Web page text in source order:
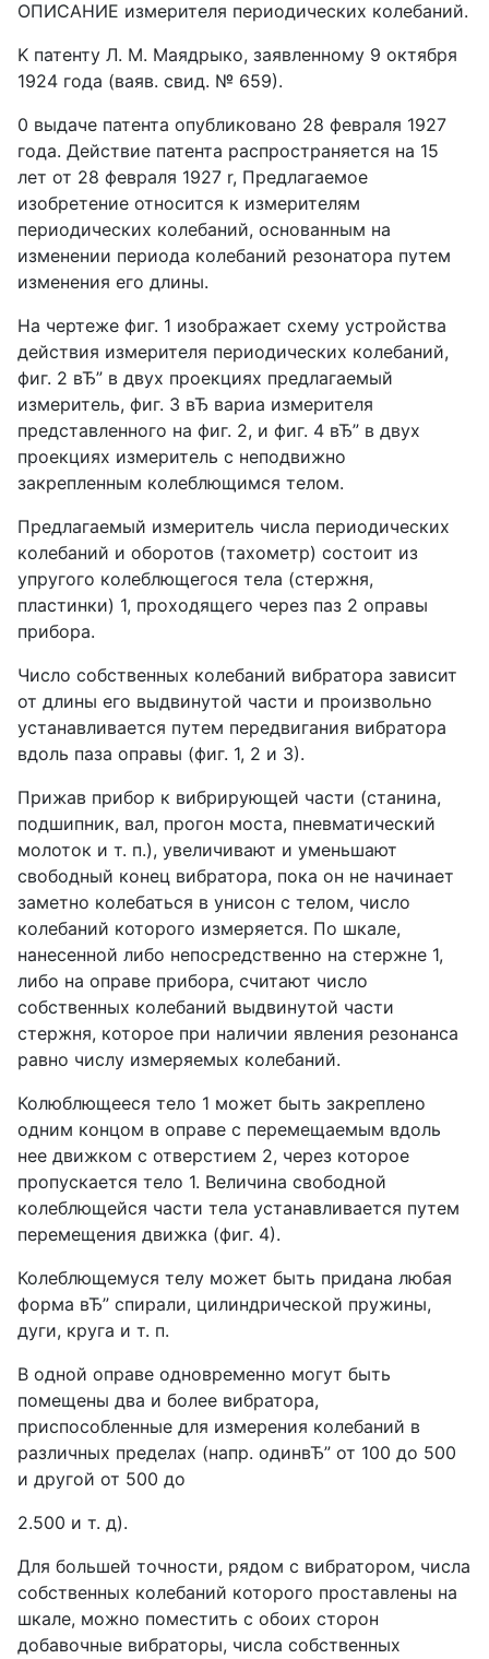
ОПИСАНИЕ измерителя периодических колебаний.
K патенту Л. М. Маядрыко, заявленному 9 октября
1924 года (ваяв. свид. № 659).
0 выдаче патента опубликовано 28 февраля 1927
года. Действие патента распространяется на 15
лет от 28 февраля 1927 r, Предлагаемое
изобретение относится к измерителям
периодических колебаний, основанным на
изменении периода колебаний резонатора путем
изменения его длины.
На чертеже фиг. 1 изображает схему устройства
действия измерителя периодических колебаний,
фиг. 2 вЂ” в двух проекциях предлагаемый
измеритель, фиг. 3 вЂ вариа измерителя
представленного на фиг. 2, и фиг. 4 вЂ” в двух
проекциях измеритель с неподвижно
закрепленным колеблющимся телом.
Предлагаемый измеритель числа периодических
колебаний и оборотов (тахометр) состоит из
упругого колеблющегося тела (стержня,
пластинки) 1, проходящего через паз 2 оправы
прибора.
Число собственных колебаний вибратора зависит
от длины его выдвинутой части и произвольно
устанавливается путем передвигания вибратора
вдоль паза оправы (фиг. 1, 2 и 3).
Прижав прибор к вибрирующей части (станина,
подшипник, вал, прогон моста, пневматический
молоток и т. п.), увеличивают и уменьшают
свободный конец вибратора, пока он не начинает
заметно колебаться в унисон с телом, число
колебаний которого измеряется. По шкале,
нанесенной либо непосредственно на стержне 1,
либо на оправе прибора, считают число
собственных колебаний выдвинутой части
стержня, которое при наличии явления резонанса
равно числу измеряемых колебаний.
Колюблющееся тело 1 может быть закреплено
одним концом в оправе с перемещаемым вдоль
нее движком с отверстием 2, через которое
пропускается тело 1. Величина свободной
колеблющейся части тела устанавливается путем
перемещения движка (фиг. 4).
Колеблющемуся телу может быть придана любая
форма вЂ” спирали, цилиндрической пружины,
дуги, круга и т. п.
В одной оправе одновременно могут быть
помещены два и более вибратора,
приспособленные для измерения колебаний в
различных пределах (напр. одинвЂ” от 100 до 500
и другой от 500 до
2.500 и т. д).
Для большей точности, рядом с вибратором, числа
собственных колебаний которого проставлены на
шкале, можно поместить с обоих сторон
добавочные вибраторы, числа собственных